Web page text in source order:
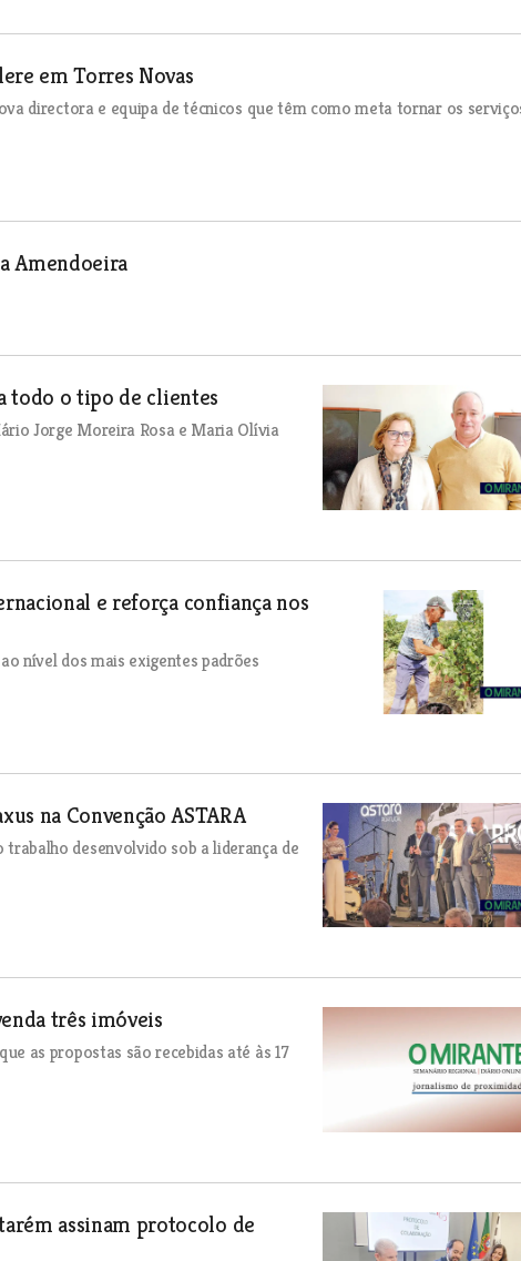
em Torres Novas
directora e equipa de técnicos que têm como meta tornar os
Amendoeira
todo o tipo de clientes
Jorge Moreira Rosa e Maria Olívia
e reforça confiança nos
nível dos mais exigentes padrões
na Convenção ASTARA
desenvolvido sob a liderança de
três imóveis
as propostas são recebidas até às 17
assinam protocolo de